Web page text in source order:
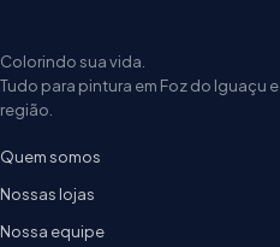
Colorindo sua vida.
Tudo para pintura em Foz do Iguaçu e
região.
Quem somos
Nossas lojas
Nossa equipe